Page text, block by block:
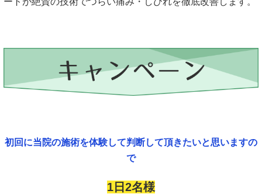
初回に当院の施術を体験して判断して頂きたいと思いますの
で
1日2名様